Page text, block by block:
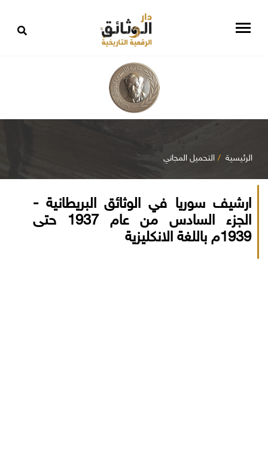
الرئيسية التحميل المجاني
ارشيف سوريا في الوثائق البريطانية -
الجزء السادس من عام 1937 حتى
1939م باللغة الانكليزية